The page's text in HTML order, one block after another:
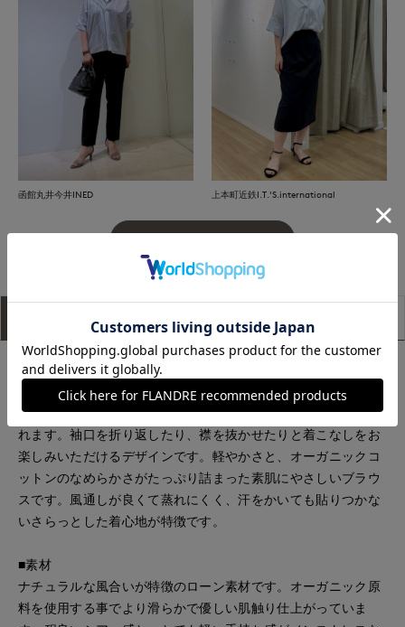
函館丸井今井INED 上本町近鉄I.T.'S.international
■デザイン
ニュアンスのあるプルオーバーシャツ。抜け感のある襟デザイ
ンや身体が泳ぐシルエットは、スタイルをより華奢に見せてく
れます。袖口を折り返したり、襟を抜かせたりと着こなしをお
楽しみいただけるデザインです。軽やかさと、オーガニックコ
ットンのなめらかさがたっぷり詰まった素肌にやさしいブラウ
スです。風通しが良くて蒸れにくく、汗をかいても貼りつかな
いさらっとした着心地が特徴です。
■素材
ナチュラルな風合いが特徴のローン素材です。オーガニック原
料を使用する事でより滑らかで優しい肌触り仕上がっていま